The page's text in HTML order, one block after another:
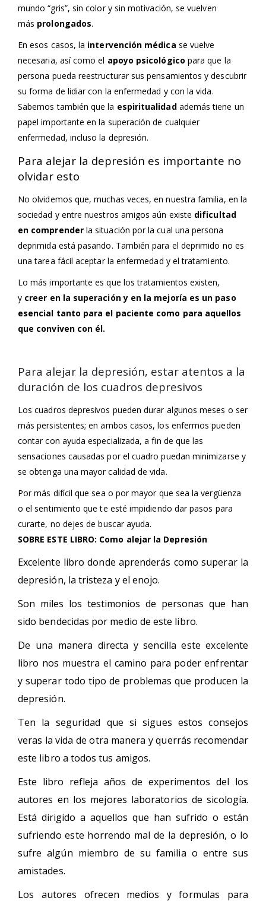
mundo “gris”, sin color y sin motivación, se vuelven
más prolongados.
En esos casos, la intervención médica se vuelve
necesaria, así como el apoyo psicológico para que la
persona pueda reestructurar sus pensamientos y descubrir
su forma de lidiar con la enfermedad y con la vida.
Sabemos también que la espiritualidadademás tiene un
papel importante en la superación de cualquier
enfermedad, incluso la depresión.
Para alejar la depresión es importante no
olvidar esto
No olvidemos que, muchas veces, en nuestra familia, en la
sociedad y entre nuestros amigos aún existe dificultad
en comprenderla situación por la cual una persona
deprimida está pasando. También para el deprimido no es
una tarea fácil aceptar la enfermedad y el tratamiento.
Lo más importante es que los tratamientos existen,
y creer en la superación y en la mejoría es un paso
esencial tanto para el paciente como para aquellos
que conviven con él.
Para alejar la depresión, estar atentos a la
duración de los cuadros depresivos
Los cuadros depresivos pueden durar algunos meses o ser
más persistentes; en ambos casos, los enfermos pueden
contar con ayuda especializada, a fin de que las
sensaciones causadas por el cuadro puedan minimizarse y
se obtenga una mayor calidad de vida.
Por más difícil que sea o por mayor que sea la vergüenza
o el sentimiento que te esté impidiendo dar pasos para
curarte, no dejes de buscar ayuda.
SOBRE ESTE LIBRO: Como alejar la Depresión
Excelente libro donde aprenderás como superar la
depresión, la tristeza y el enojo.
Son miles los testimonios de personas que han
sido bendecidas por medio de este libro.
De una manera directa y sencilla este excelente
libro nos muestra el camino para poder enfrentar
y superar todo tipo de problemas que producen la
depresión.
Ten la seguridad que si sigues estos consejos
veras la vida de otra manera y querrás recomendar
este libro a todos tus amigos.
Este libro refleja años de experimentos del los
autores en los mejores laboratorios de sicología.
Está dirigido a aquellos que han sufrido o están
sufriendo este horrendo mal de la depresión, o lo
sufre algún miembro de su familia o entre sus
amistades.
Los autores ofrecen medios y formulas para